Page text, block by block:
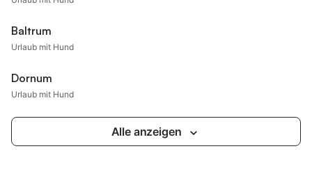
Baltrum
Urlaub mit Hund
Dornum
Urlaub mit Hund
Alle anzeigen